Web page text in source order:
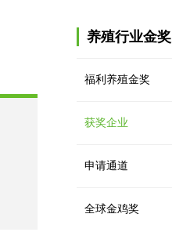
养殖行业金奖
福利养殖金奖
获奖企业
申请通道
全球金鸡奖